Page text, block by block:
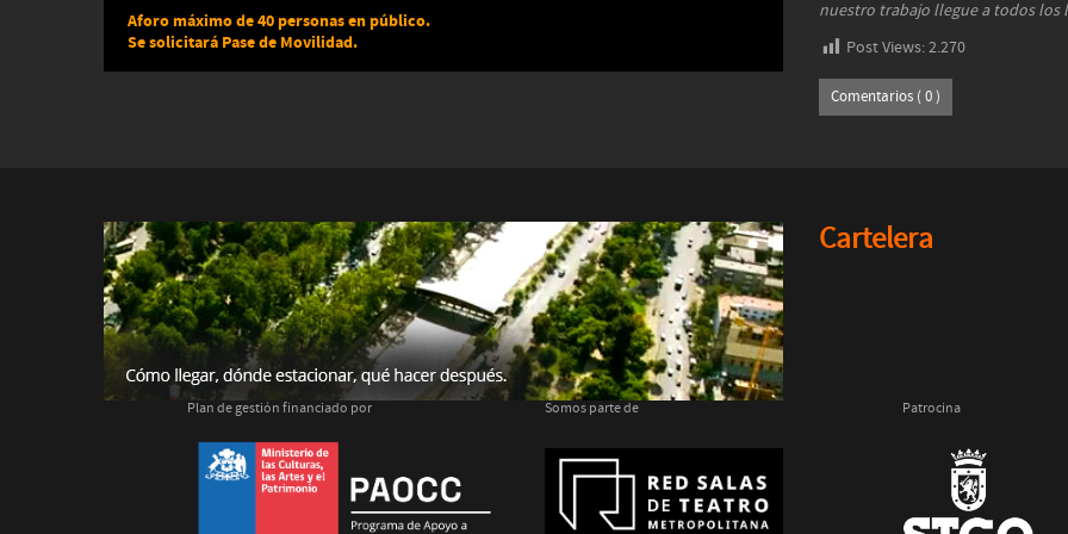
Aforo máximo de 40 personas en público.
Se solicitará Pase de Movilidad.
nuestro trabajo llegue a todos los
Post Views:2.270
Comentarios ( 0 )
Cartelera
Plan de gestión financiado por Somos parte de Patrocina